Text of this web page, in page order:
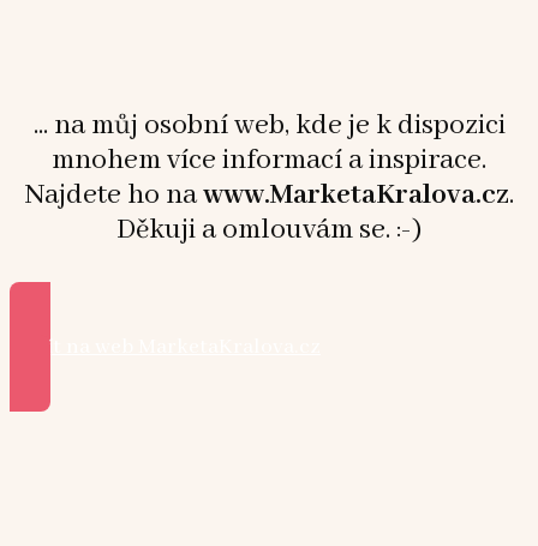
... na můj osobní web, kde je k dispozici
mnohem více informací a inspirace.
Najdete ho nawww.MarketaKralova.cz.
Děkuji a omlouvám se. :-)
Přejít na web MarketaKralova.cz